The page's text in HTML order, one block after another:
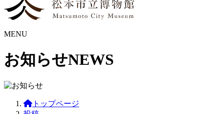
MENU
お知らせNEWS
トップページ